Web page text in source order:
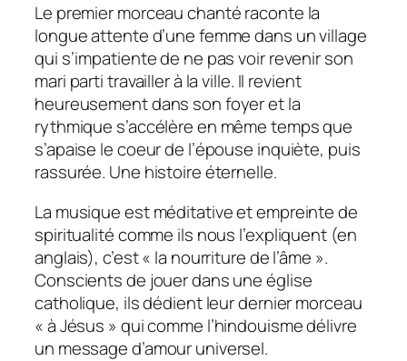
Le premier morceau chanté raconte la
longue attente d’une femme dans un village
qui s’impatiente de ne pas voir revenir son
mari parti travailler à la ville. Il revient
heureusement dans son foyer et la
rythmique s’accélère en même temps que
s’apaise le coeur de l’épouse inquiète, puis
rassurée. Une histoire éternelle.
La musique est méditative et empreinte de
spiritualité comme ils nous l’expliquent (en
anglais), c’est « la nourriture de l’âme ».
Conscients de jouer dans une église
catholique, ils dédient leur dernier morceau
« à Jésus » qui comme l’hindouisme délivre
un message d’amour universel.